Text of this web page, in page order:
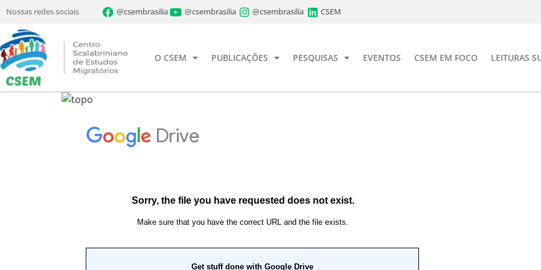
Nossas redes sociais @csembrasilia @csembrasilia @csembrasilia CSEM
O CSEM PUBLICAÇÕES PESQUISAS EVENTOS CSEM EM FOCO LEITURAS